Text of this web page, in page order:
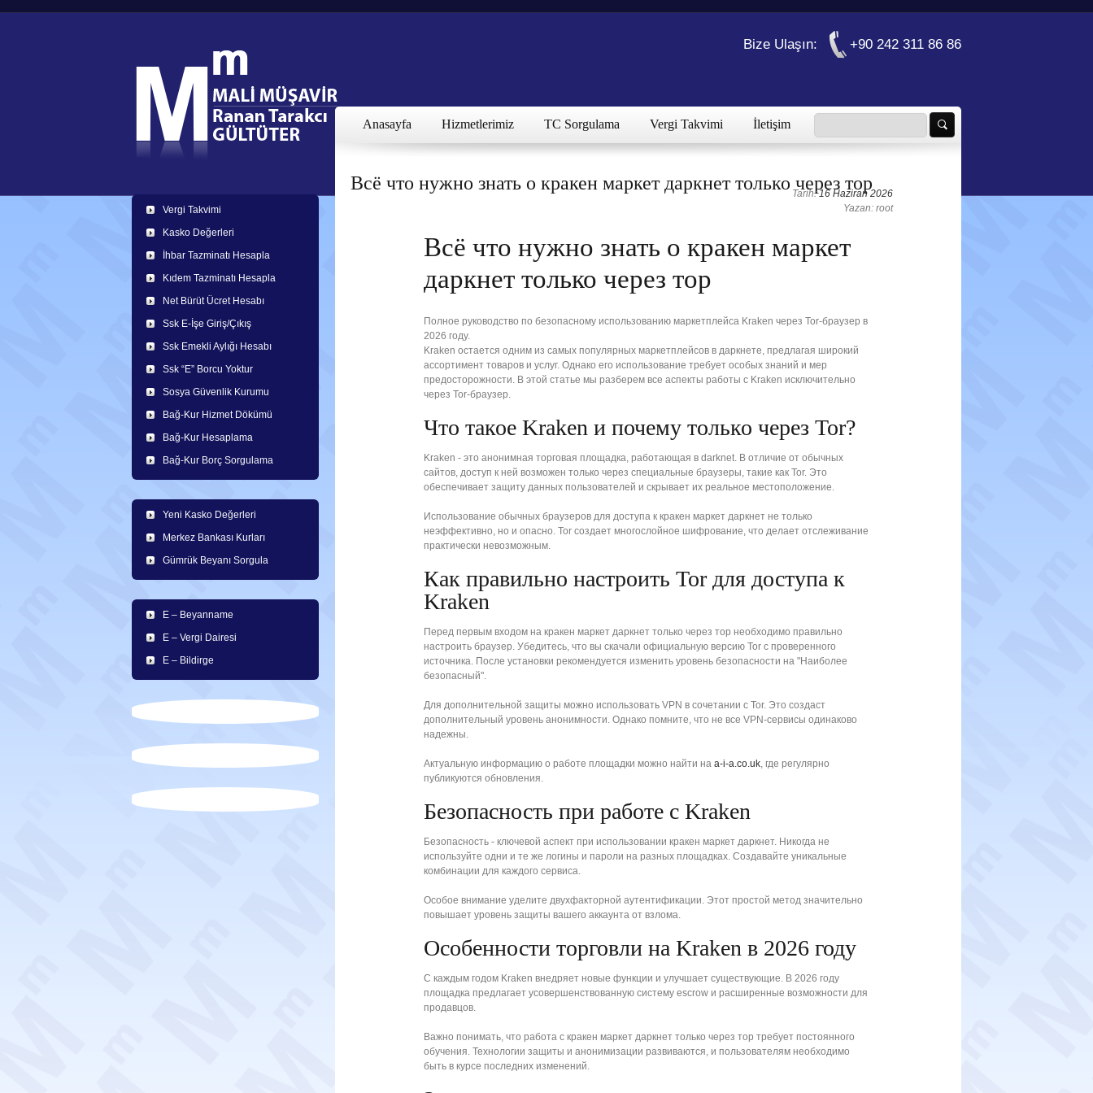
Bize Ulaşın: +90 242 311 86 86
Anasayfa Hizmetlerimiz TC Sorgulama Vergi Takvimi İletişim
Всё что нужно знать о кракен маркет даркнет только через тор
Tarih:16 Haziran 2026
Yazan: root
Всё что нужно знать о кракен маркет
даркнет только через тор
Полное руководство по безопасному использованию маркетплейса Kraken через Tor-браузер в
2026 году.
Kraken остается одним из самых популярных маркетплейсов в даркнете, предлагая широкий
ассортимент товаров и услуг. Однако его использование требует особых знаний и мер
предосторожности. В этой статье мы разберем все аспекты работы с Kraken исключительно
через Tor-браузер.
Что такое Kraken и почему только через Tor?
Kraken - это анонимная торговая площадка, работающая в darknet. В отличие от обычных
сайтов, доступ к ней возможен только через специальные браузеры, такие как Tor. Это
обеспечивает защиту данных пользователей и скрывает их реальное местоположение.
Использование обычных браузеров для доступа к кракен маркет даркнет не только
неэффективно, но и опасно. Tor создает многослойное шифрование, что делает отслеживание
практически невозможным.
Как правильно настроить Tor для доступа к
Kraken
Перед первым входом на кракен маркет даркнет только через тор необходимо правильно
настроить браузер. Убедитесь, что вы скачали официальную версию Tor с проверенного
источника. После установки рекомендуется изменить уровень безопасности на "Наиболее
безопасный".
Для дополнительной защиты можно использовать VPN в сочетании с Tor. Это создаст
дополнительный уровень анонимности. Однако помните, что не все VPN-сервисы одинаково
надежны.
Актуальную информацию о работе площадки можно найти на a-i-a.co.uk, где регулярно
публикуются обновления.
Безопасность при работе с Kraken
Безопасность - ключевой аспект при использовании кракен маркет даркнет. Никогда не
используйте одни и те же логины и пароли на разных площадках. Создавайте уникальные
комбинации для каждого сервиса.
Особое внимание уделите двухфакторной аутентификации. Этот простой метод значительно
повышает уровень защиты вашего аккаунта от взлома.
Особенности торговли на Kraken в 2026 году
С каждым годом Kraken внедряет новые функции и улучшает существующие. В 2026 году
площадка предлагает усовершенствованную систему escrow и расширенные возможности для
продавцов.
Важно понимать, что работа с кракен маркет даркнет только через тор требует постоянного
обучения. Технологии защиты и анонимизации развиваются, и пользователям необходимо
быть в курсе последних изменений.
Vergi Takvimi
Kasko Değerleri
İhbar Tazminatı Hesapla
Kıdem Tazminatı Hesapla
Net Bürüt Ücret Hesabı
Ssk E-İşe Giriş/Çıkış
Ssk Emekli Aylığı Hesabı
Ssk “E” Borcu Yoktur
Sosya Güvenlik Kurumu
Bağ-Kur Hizmet Dökümü
Bağ-Kur Hesaplama
Bağ-Kur Borç Sorgulama
Yeni Kasko Değerleri
Merkez Bankası Kurları
Gümrük Beyanı Sorgula
E – Beyanname
E – Vergi Dairesi
E – Bildirge